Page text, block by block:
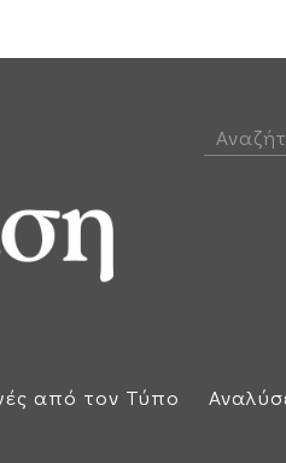
από τον Τύπο